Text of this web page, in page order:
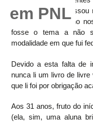
isso que me interessou
Nunca tive um brilho
fosse o tema a não
modalidade em que fui
Devido a esta falta de
nunca li um livro de
que li foi por obrigação
Aos 31 anos, fruto do
(ela, sim, uma aluna